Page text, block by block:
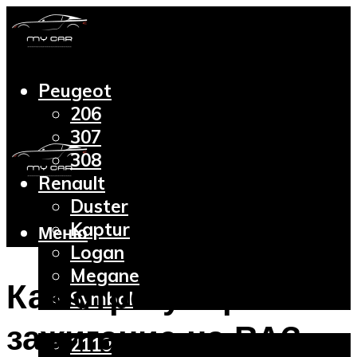
Peugeot
206
307
308
Renault
Duster
Kaptur
Logan
Megane
Symbol
2110
Меню
Как отрегулировать
зажигание на ВАЗ